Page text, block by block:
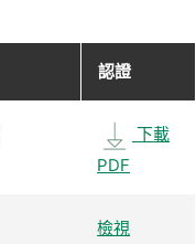
認證
下載
PDF
檢視